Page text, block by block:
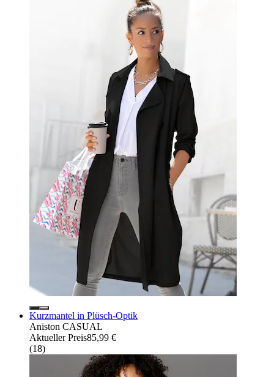
Kurzmantel in Plüsch-Optik
Aniston CASUAL
Aktueller Preis85,99 €
(18)